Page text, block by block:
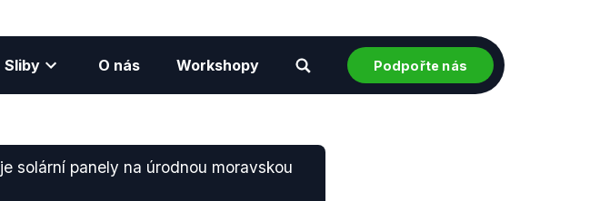
Sliby O nás Workshopy Podpořte nás
solární panely na úrodnou moravskou